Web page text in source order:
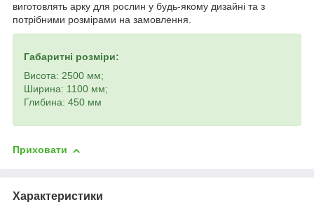
виготовлять арку для рослин у будь-якому дизайні та з
потрібними розмірами на замовлення.
Габаритні розміри:
Висота: 2500 мм;
Ширина: 1100 мм;
Глибина: 450 мм
Приховати
Характеристики